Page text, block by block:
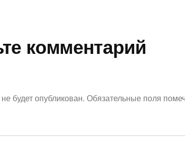
комментарий
будет опубликован. Обязательные поля